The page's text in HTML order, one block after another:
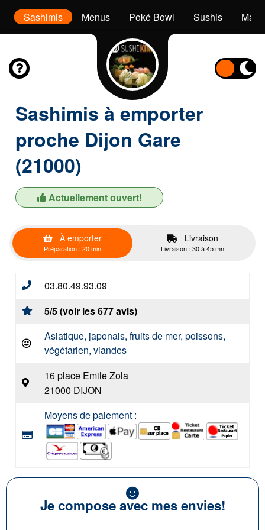
Sashimis Menus Poké Bowl Sushis
Sashimis à emporter
proche Dijon Gare
(21000)
Actuellement ouvert!
À emporter
Préparation : 20 min
Livraison
Livraison : 30 à 45 mn
03.80.49.93.09
5/5 (voir les 677 avis)
Asiatique, japonais, fruits de mer, poissons,
végétarien, viandes
16 place Emile Zola
21000 DIJON
Moyens de paiement :
Je compose avec mes envies!